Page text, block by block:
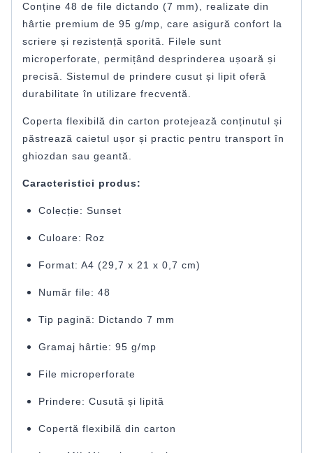
Conține 48 de file dictando (7 mm), realizate din
hârtie premium de 95 g/mp, care asigură confort la
scriere și rezistență sporită. Filele sunt
microperforate, permițând desprinderea ușoară și
precisă. Sistemul de prindere cusut și lipit oferă
durabilitate în utilizare frecventă.
Coperta flexibilă din carton protejează conținutul și
păstrează caietul ușor și practic pentru transport în
ghiozdan sau geantă.
Caracteristici produs:
Colecție: Sunset
Culoare: Roz
Format: A4 (29,7 x 21 x 0,7 cm)
Număr file: 48
Tip pagină: Dictando 7 mm
Gramaj hârtie: 95 g/mp
File microperforate
Prindere: Cusută și lipită
Copertă flexibilă din carton